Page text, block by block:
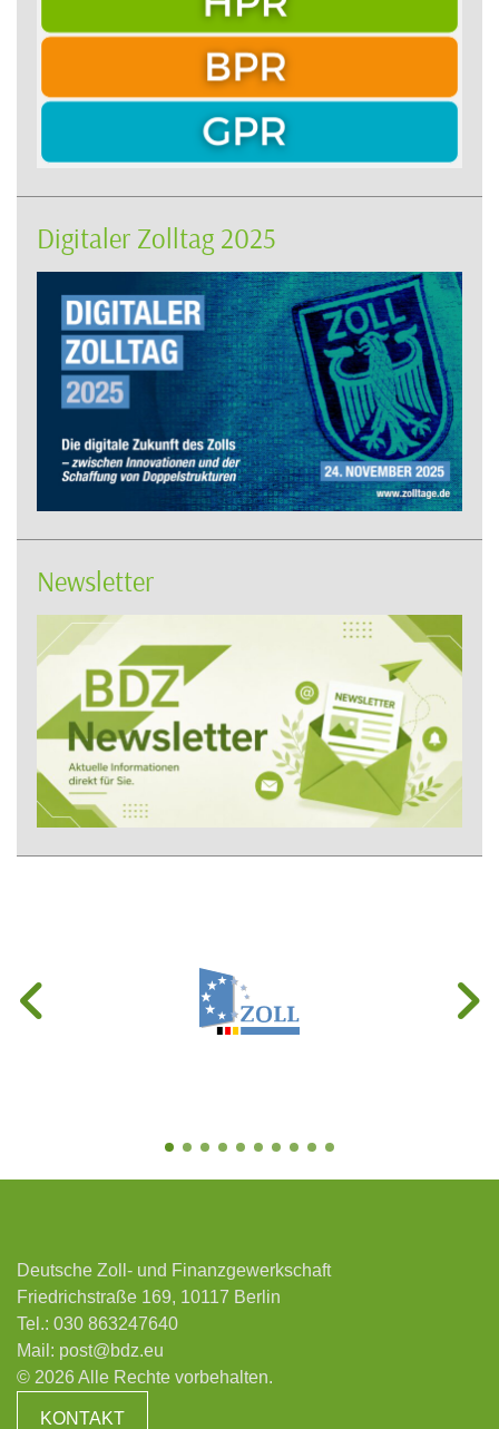
Digitaler Zolltag 2025
Newsletter
Deutsche Zoll- und Finanzgewerkschaft
Friedrichstraße 169, 10117 Berlin
Tel.: 030 863247640
Mail: post@bdz.eu
© 2026 Alle Rechte vorbehalten.
KONTAKT